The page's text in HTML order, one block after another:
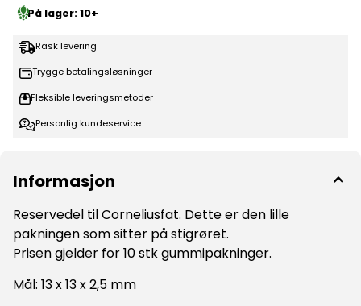
På lager: 10+
Rask levering
Trygge betalingsløsninger
Fleksible leveringsmetoder
Personlig kundeservice
Informasjon
Reservedel til Corneliusfat. Dette er den lille
pakningen som sitter på stigrøret.
Prisen gjelder for 10 stk gummipakninger.
Mål: 13 x 13 x 2,5 mm